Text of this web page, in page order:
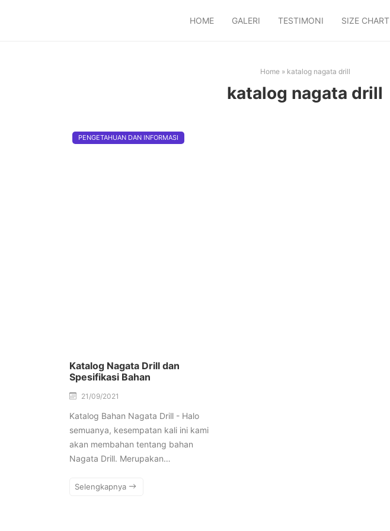
HOME GALERI TESTIMONI SIZE CHART
Home» katalog nagata drill
katalog nagata drill
PENGETAHUAN DAN INFORMASI
Katalog Nagata Drill dan
Spesifikasi Bahan
21/09/2021
Katalog Bahan Nagata Drill - Halo
semuanya, kesempatan kali ini kami
akan membahan tentang bahan
Nagata Drill. Merupakan…
Selengkapnya